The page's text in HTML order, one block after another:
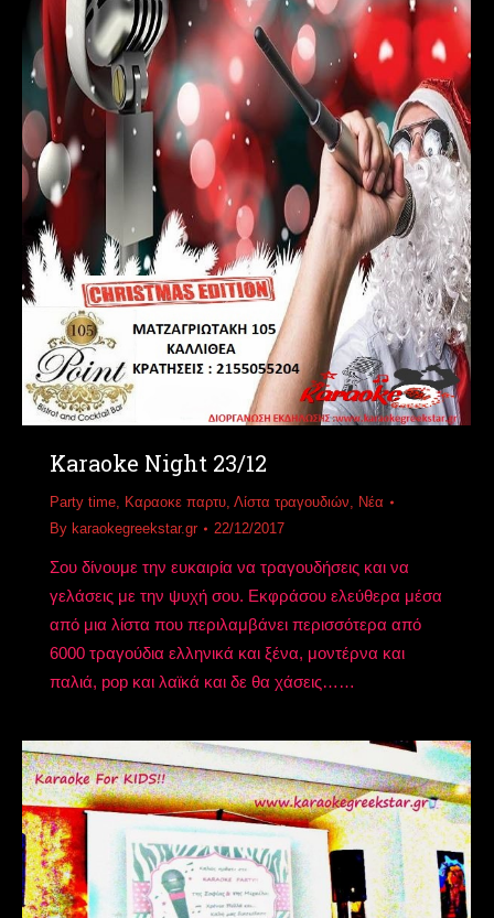
Karaoke Night 23/12
Party time, Καραοκε παρτυ, Λίστα τραγουδιών, Νέα
By karaokegreekstar.gr 22/12/2017
Σου δίνουμε την ευκαιρία να τραγουδήσεις και να
γελάσεις με την ψυχή σου. Εκφράσου ελεύθερα μέσα
από μια λίστα που περιλαμβάνει περισσότερα από
6000 τραγούδια ελληνικά και ξένα, μοντέρνα και
παλιά, pop και λαϊκά και δε θα χάσεις……